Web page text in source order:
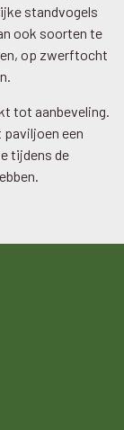
standvogels
ook soorten te
op zwerftocht
tot aanbeveling.
paviljoen een
tijdens de